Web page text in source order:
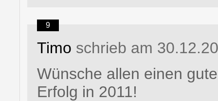
9
Timo schrieb am
Wünsche allen einen
Erfolg in 2011!